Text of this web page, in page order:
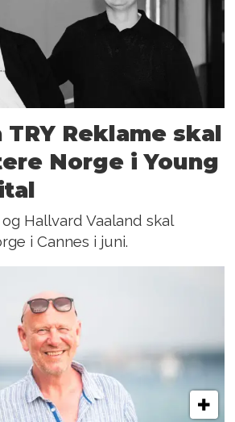
Reklame skal
Norge i Young
Hallvard Vaaland skal
i Cannes i juni.